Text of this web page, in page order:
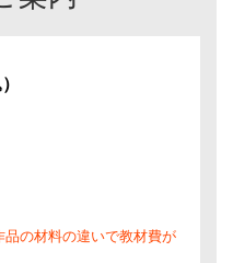
の材料の違いで教材費が